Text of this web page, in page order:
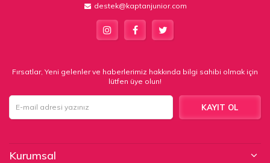
destek@kaptanjunior.com
Fırsatlar, Yeni gelenler ve haberlerimiz hakkında bilgi sahibi olmak için
lütfen üye olun!
KAYIT OL
Kurumsal